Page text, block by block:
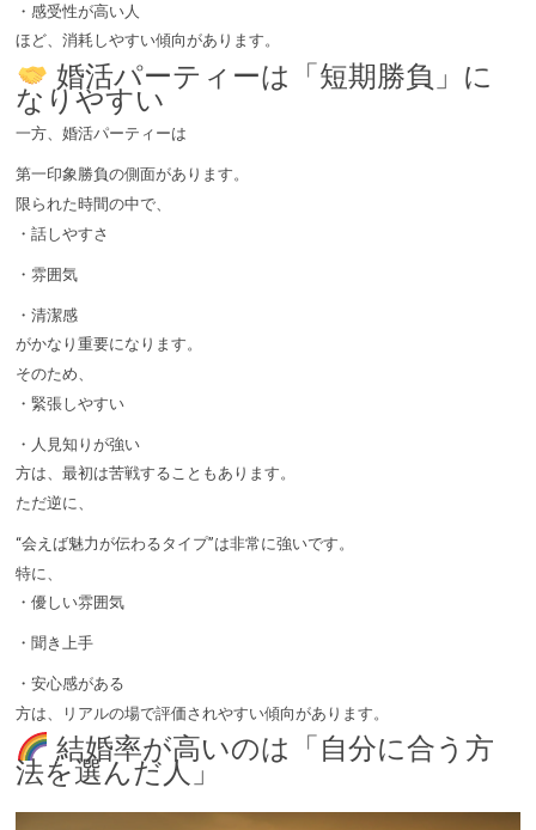
・感受性が高い人
ほど、消耗しやすい傾向があります。
婚活パーティーは「短期勝負」に
なりやすい
一方、婚活パーティーは
第一印象勝負の側面があります。
限られた時間の中で、
・話しやすさ
・雰囲気
・清潔感
がかなり重要になります。
そのため、
・緊張しやすい
・人見知りが強い
方は、最初は苦戦することもあります。
ただ逆に、
“会えば魅力が伝わるタイプ”は非常に強いです。
特に、
・優しい雰囲気
・聞き上手
・安心感がある
方は、リアルの場で評価されやすい傾向があります。
結婚率が高いのは「自分に合う方
法を選んだ人」